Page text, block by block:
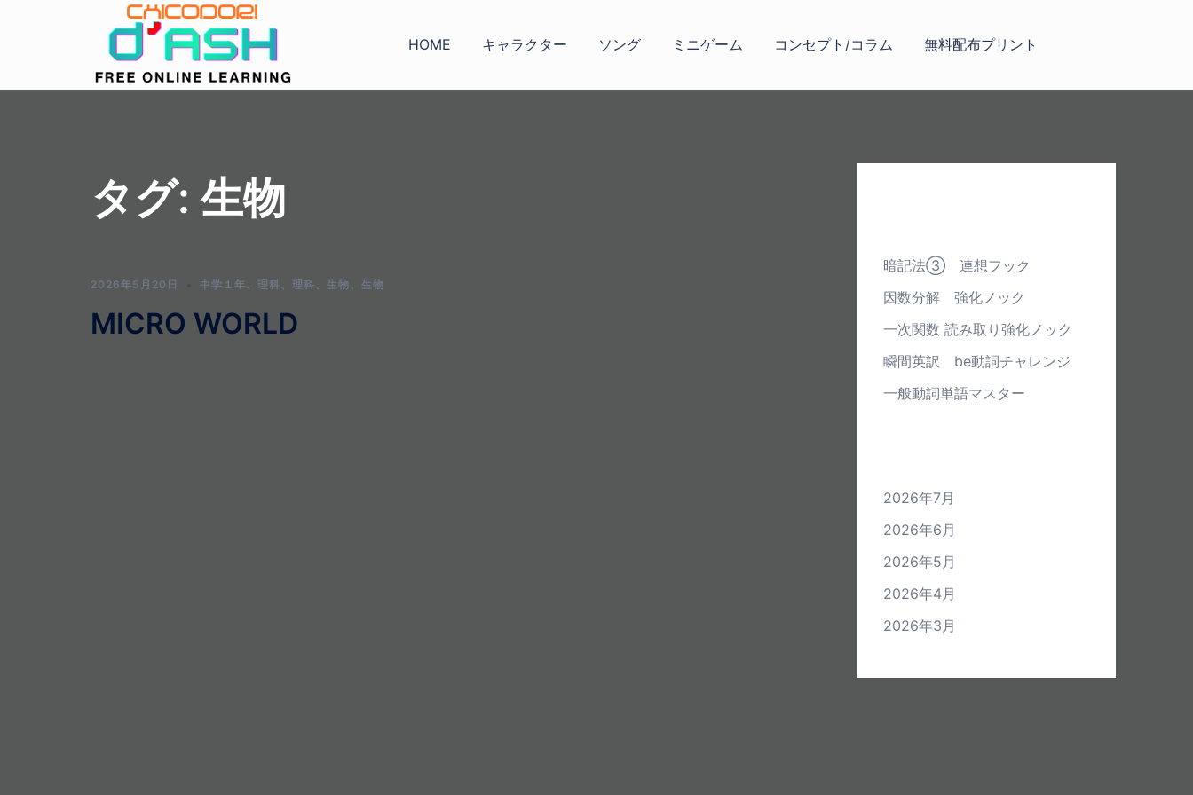
HOME キャラクター ソング ミニゲーム コンセプト/コラム 無料配布プリント
タグ:生物
2026年5月20日 中学１年 、 理科 、 理科 、 生物 、 生物
MICRO WORLD
暗記法③ 連想フック
因数分解 強化ノック
一次関数 読み取り強化ノック
瞬間英訳 be動詞チャレンジ
一般動詞単語マスター
2026年7月
2026年6月
2026年5月
2026年4月
2026年3月